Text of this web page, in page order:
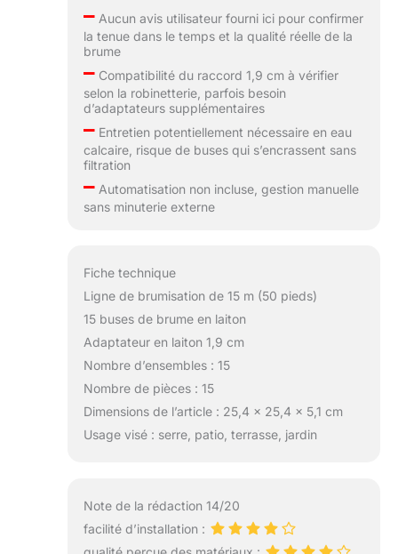
–Aucun avis utilisateur fourni ici pour confirmer
la tenue dans le temps et la qualité réelle de la
brume
–Compatibilité du raccord 1,9 cm à vérifier
selon la robinetterie, parfois besoin
d’adaptateurs supplémentaires
–Entretien potentiellement nécessaire en eau
calcaire, risque de buses qui s’encrassent sans
filtration
–Automatisation non incluse, gestion manuelle
sans minuterie externe
Fiche technique
Ligne de brumisation de 15 m (50 pieds)
15 buses de brume en laiton
Adaptateur en laiton 1,9 cm
Nombre d’ensembles : 15
Nombre de pièces : 15
Dimensions de l’article : 25,4 x 25,4 x 5,1 cm
Usage visé : serre, patio, terrasse, jardin
Note de la rédaction 14/20
facilité d’installation :